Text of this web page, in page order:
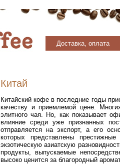
Доставка, оплата
Китай
Китайский кофе в последние годы
качеству и приемлемой цене.
элитного чая. Но, как показывает
влияние среди уже признанных
отправляется на экспорт, а его
которых представлены
экзотическую азиатскую
продукты, выпускаемые
высоко ценится за благородный